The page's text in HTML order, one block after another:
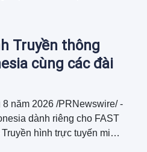
tầm trải nghiệm sống và
nhân dân tỉnh Ninh Bình
chiến lược.
Truyền thông
cùng các đài
năm 2026 /PRNewswire/ -
dành riêng cho FAST
hình trực tuyến miễn